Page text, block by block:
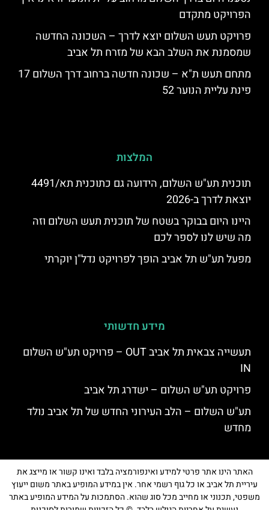
הפרויקט מתקדם
פרויקט תעש השלום יוצא לדרך – השכונה החדשה
שמסמנת את השלב הבא של מזרח תל אביב
מתחם תעש ת"א – שכונה חדשה ברחוב דרך השלום 17
פינת עליית הנוער 52
המלצות
תוכנית תע"ש השלום, הידועה גם כתוכנית תא/4491
יוצאת לדרך ב-2026
היינו היום בבוקר בשטח של תוכנית תעש השלום וזה
מה שיש לנו לספר לכם
מפעל תע"ש תל אביב הופך לפרויקט נדל"ן יוקרתי
מידע חדשותי
תעשייה צבאית תל אביב OUT – פרויקט תע"ש השלום
IN
פרויקט תע"ש השלום – ישדרג תל אביב
תע"ש השלום – הלב העירוני החדש של תל אביב נולד
מחדש
האתר הינו אתר פרטי למידע ואינפורמציה בלבד ואינו קשור או מייצג את
עיריית תל אביב או כל גוף רשמי אחר. אין במידע המופיע באתר משום ייעוץ
משפטי, תכנוני או מחייב מכל סוג שהוא. הסתמכות על המידע המופיע באתר